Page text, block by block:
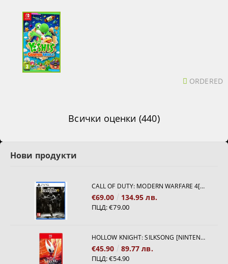
ORDERED
Всички оценки (440)
Нови продукти
CALL OF DUTY: MODERN WARFARE 4[PS5]
€69.00 134.95 лв.
ПЦД:€79.00
HOLLOW KNIGHT: SILKSONG [NINTENDO SWITCH 2]
€45.90 89.77 лв.
ПЦД:€54.90